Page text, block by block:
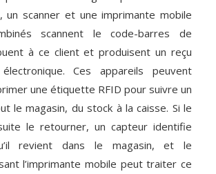
un scanner et une imprimante mobile
scannent le code-barres de
à ce client et produisent un reçu
Ces appareils peuvent
une étiquette RFID pour suivre un
le magasin, du stock à la caisse. Si le
le retourner, un capteur identifie
revient dans le magasin, et le
l’imprimante mobile peut traiter ce